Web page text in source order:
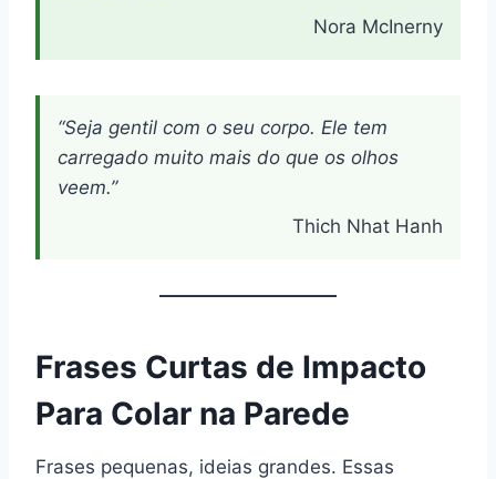
Nora McInerny
“Seja gentil com o seu corpo. Ele tem
carregado muito mais do que os olhos
veem.”
Thich Nhat Hanh
Frases Curtas de Impacto
Para Colar na Parede
Frases pequenas, ideias grandes. Essas